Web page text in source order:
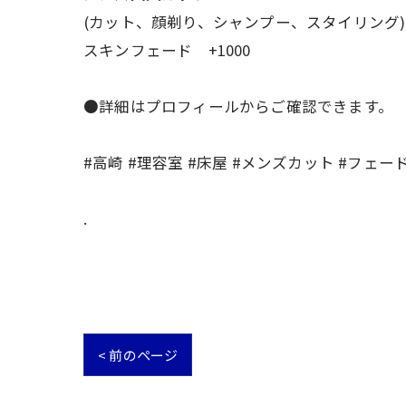
(カット、顔剃り、シャンプー、スタイリング)
スキンフェード +1000
●詳細はプロフィールからご確認できます。
#高崎 #理容室 #床屋 #メンズカット #フェー
.
< 前のページ